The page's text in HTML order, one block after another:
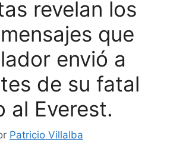
revelan los
que
envió a
de su fatal
al Everest.
Patricio Villalba